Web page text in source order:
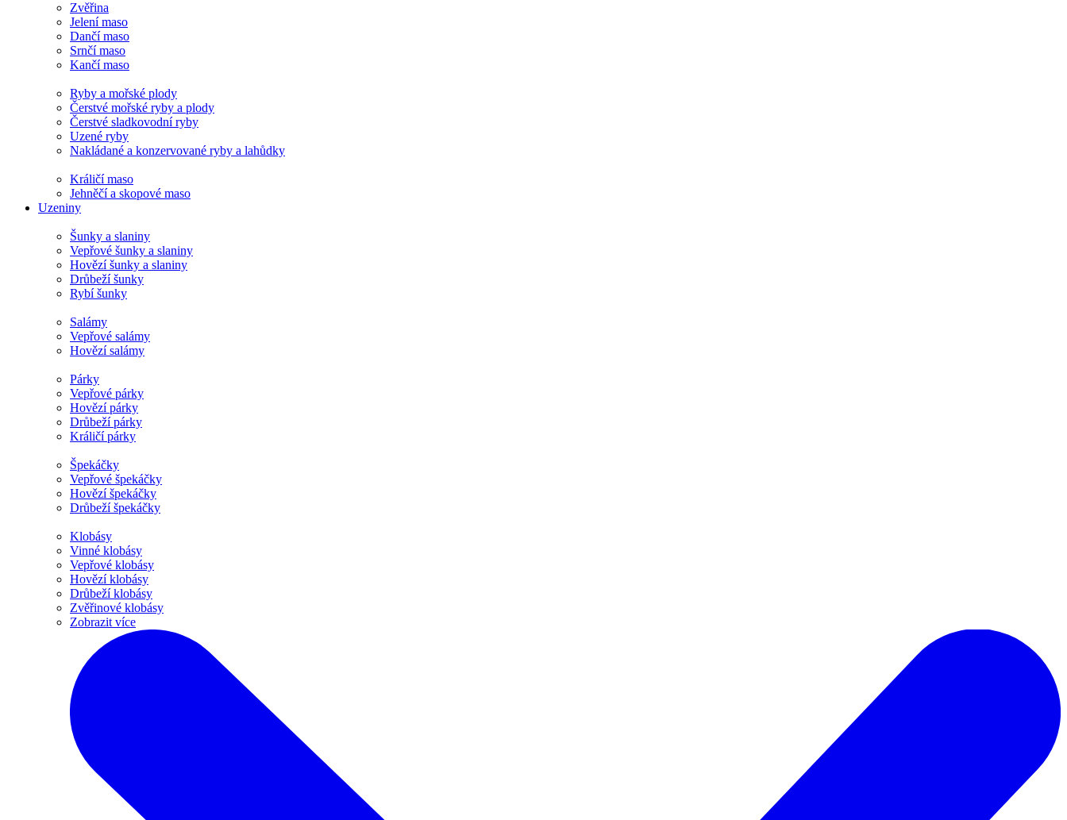
Zvěřina
Jelení maso
Dančí maso
Srnčí maso
Kančí maso
Ryby a mořské plody
Čerstvé mořské ryby a plody
Čerstvé sladkovodní ryby
Uzené ryby
Nakládané a konzervované ryby a lahůdky
Králičí maso
Jehněčí a skopové maso
Uzeniny
Šunky a slaniny
Vepřové šunky a slaniny
Hovězí šunky a slaniny
Drůbeží šunky
Rybí šunky
Salámy
Vepřové salámy
Hovězí salámy
Párky
Vepřové párky
Hovězí párky
Drůbeží párky
Králičí párky
Špekáčky
Vepřové špekáčky
Hovězí špekáčky
Drůbeží špekáčky
Klobásy
Vinné klobásy
Vepřové klobásy
Hovězí klobásy
Drůbeží klobásy
Zvěřinové klobásy
Zobrazit více